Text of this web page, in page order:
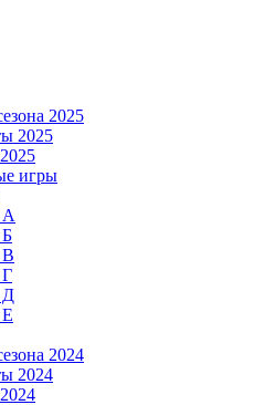
2025
2025
игры
В
Д
2024
2024